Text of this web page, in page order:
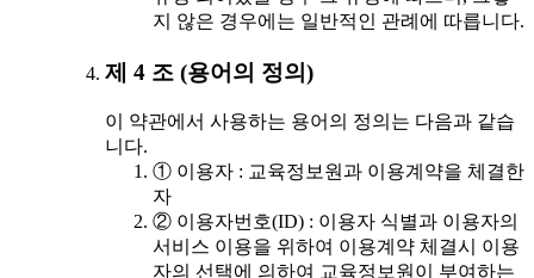
지 않은 경우에는 일반적인 관례에 따릅니다.
제 4 조 (용어의 정의)
이 약관에서 사용하는 용어의 정의는 다음과 같습
니다.
① 이용자 : 교육정보원과 이용계약을 체결한
자
② 이용자번호(ID) : 이용자 식별과 이용자의
서비스 이용을 위하여 이용계약 체결시 이용
자의 선택에 의하여 교육정보원이 부여하는